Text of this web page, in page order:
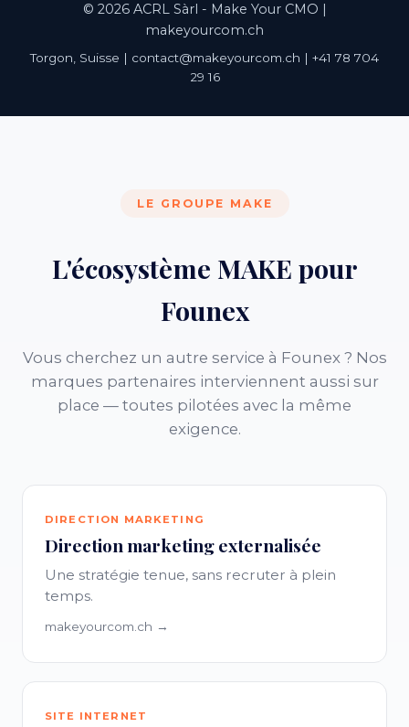
© 2026 ACRL Sàrl - Make Your CMO |
makeyourcom.ch
Torgon, Suisse | contact@makeyourcom.ch | +41 78 704
29 16
LE GROUPE MAKE
L'écosystème MAKE pour
Founex
Vous cherchez un autre service à Founex ? Nos
marques partenaires interviennent aussi sur
place — toutes pilotées avec la même
exigence.
DIRECTION MARKETING
Direction marketing externalisée
Une stratégie tenue, sans recruter à plein
temps.
makeyourcom.ch →
SITE INTERNET